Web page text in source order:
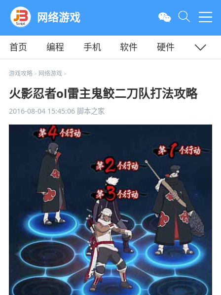
网络游戏
首页 编程 手机 软件
硬件
教程
平面
游戏攻略> 网络游戏>
火影忍者ol雷主鬼鲛二刀队打法攻略
2016-08-04 15:45:06脚本之家